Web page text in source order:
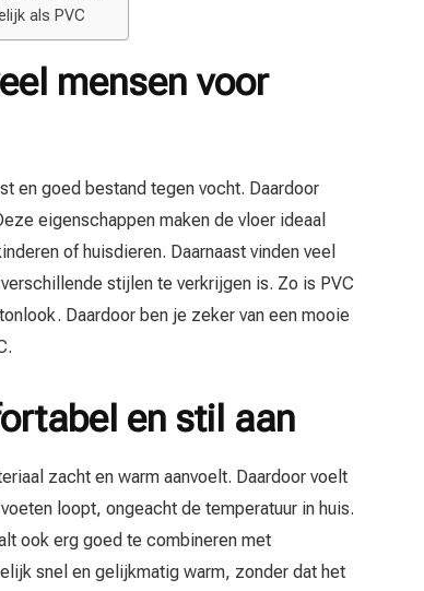
als PVC
mensen voor
en goed bestand tegen vocht. Daardoor
eigenschappen maken de vloer ideaal
of huisdieren. Daarnaast vinden veel
stijlen te verkrijgen is. Zo is PVC
Daardoor ben je zeker van een mooie
en stil aan
zacht en warm aanvoelt. Daardoor voelt
loopt, ongeacht de temperatuur in huis.
ook erg goed te combineren met
snel en gelijkmatig warm, zonder dat het